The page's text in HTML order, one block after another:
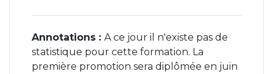
Annotations : A ce jour il n'existe pas de
statistique pour cette formation. La
première promotion sera diplômée en juin